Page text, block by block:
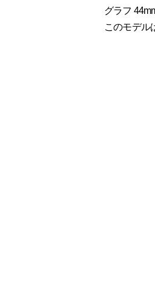
グラフ
このモデル